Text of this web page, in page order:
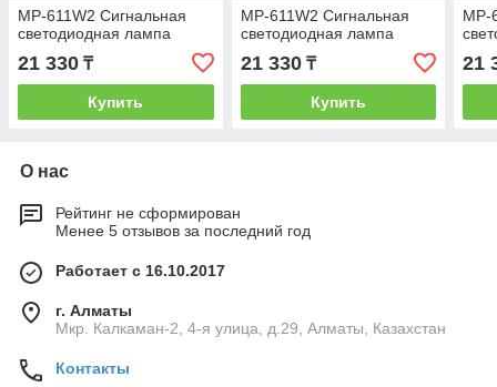
MP-611W2 Сигнальная
светодиодная лампа
21 330 ₸
Купить
MP-611W2 Сигнальная
светодиодная лампа
21 330₸
Купить
MP-
21
О нас
Рейтинг не сформирован
Менее 5 отзывов за последний год
Работает с 16.10.2017
г. Алматы
Мкр. Калкаман-2, 4-я улица, д.29, Алматы, Казахстан
Контакты